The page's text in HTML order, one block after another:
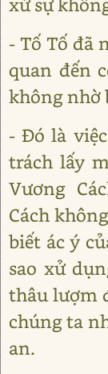
- Tố Tố đã
quan đến
không nhờ
- Đó là
trách lấy
Vương
Cách
biết ác ý
sao xử
thâu lượm
chúng ta
an.